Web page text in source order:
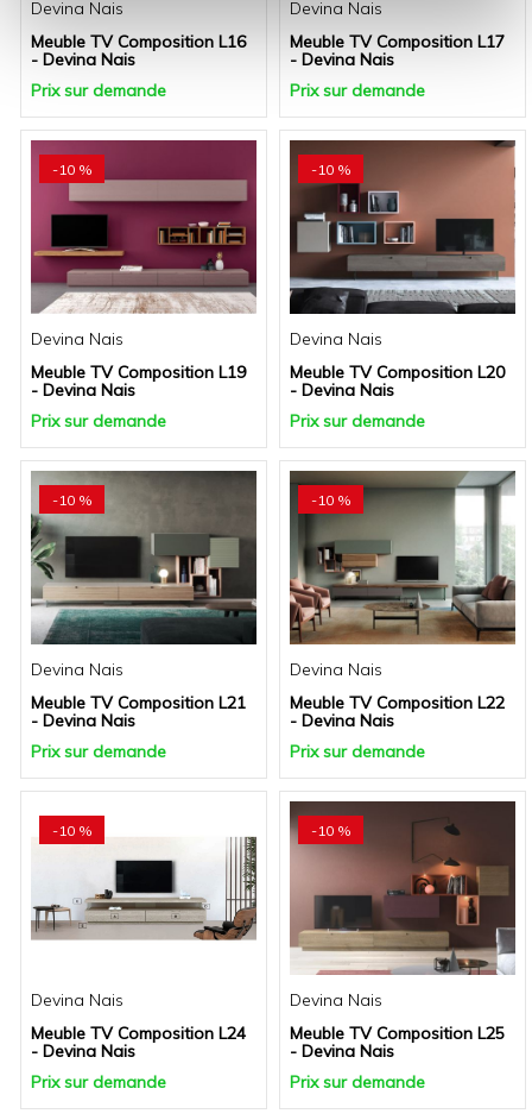
Devina Nais
Meuble TV Composition L16
- Devina Nais
Prix sur demande
Devina Nais
Meuble TV Composition L17
- Devina Nais
Prix sur demande
-10 %
Devina Nais
Meuble TV Composition L19
- Devina Nais
Prix sur demande
-10 %
Devina Nais
Meuble TV Composition L20
- Devina Nais
Prix sur demande
-10 %
Devina Nais
Meuble TV Composition L21
- Devina Nais
Prix sur demande
-10 %
Devina Nais
Meuble TV Composition L22
- Devina Nais
Prix sur demande
-10 %
Devina Nais
Meuble TV Composition L24
- Devina Nais
Prix sur demande
-10 %
Devina Nais
Meuble TV Composition L25
- Devina Nais
Prix sur demande